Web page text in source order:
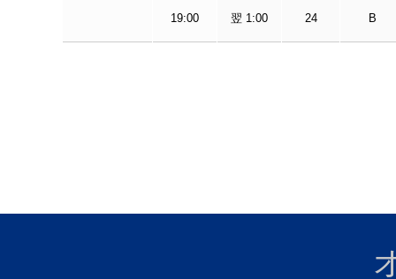
19:00 翌 1:00 24 B